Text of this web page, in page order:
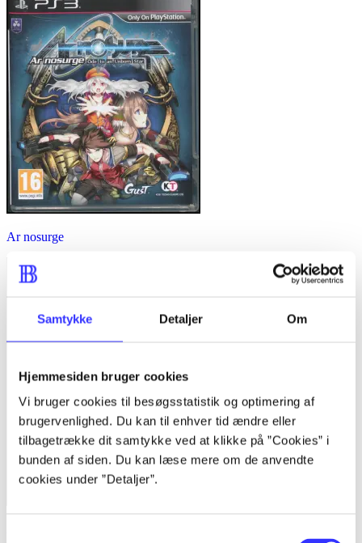
Samtykke Detaljer Om
Hjemmesiden bruger cookies
Vi bruger cookies til besøgsstatistik og optimering af
brugervenlighed. Du kan til enhver tid ændre eller
tilbagetrække dit samtykke ved at klikke på ”Cookies” i
bunden af siden. Du kan læse mere om de anvendte
cookies under ”Detaljer”.
Ar nosurge